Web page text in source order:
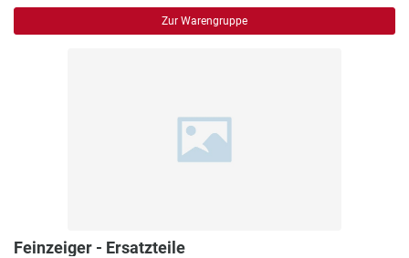
Zur Warengruppe
Feinzeiger - Ersatzteile